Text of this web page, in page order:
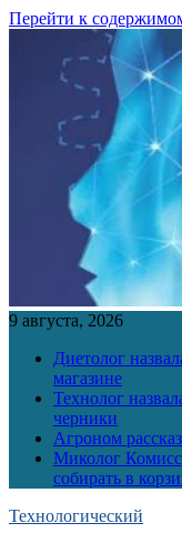
Перейти к
9 августа, 2026
Диетолог
магазине
Технолог
черники
Агроном
Миколог
собирать в
Технологический